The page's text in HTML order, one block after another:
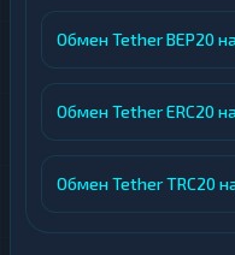
Обмен Tether BEP20
Обмен Tether ERC20
Обмен Tether TRC20